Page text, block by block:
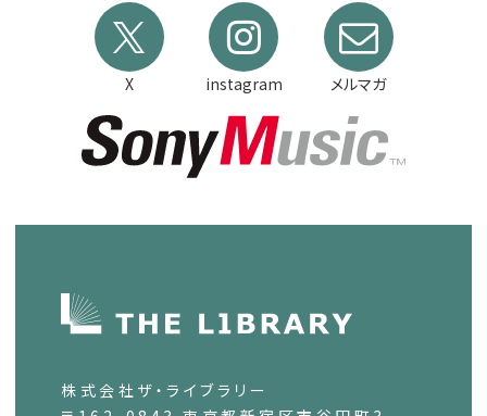
X instagram メルマガ
株式会社ザ・ライブラリー